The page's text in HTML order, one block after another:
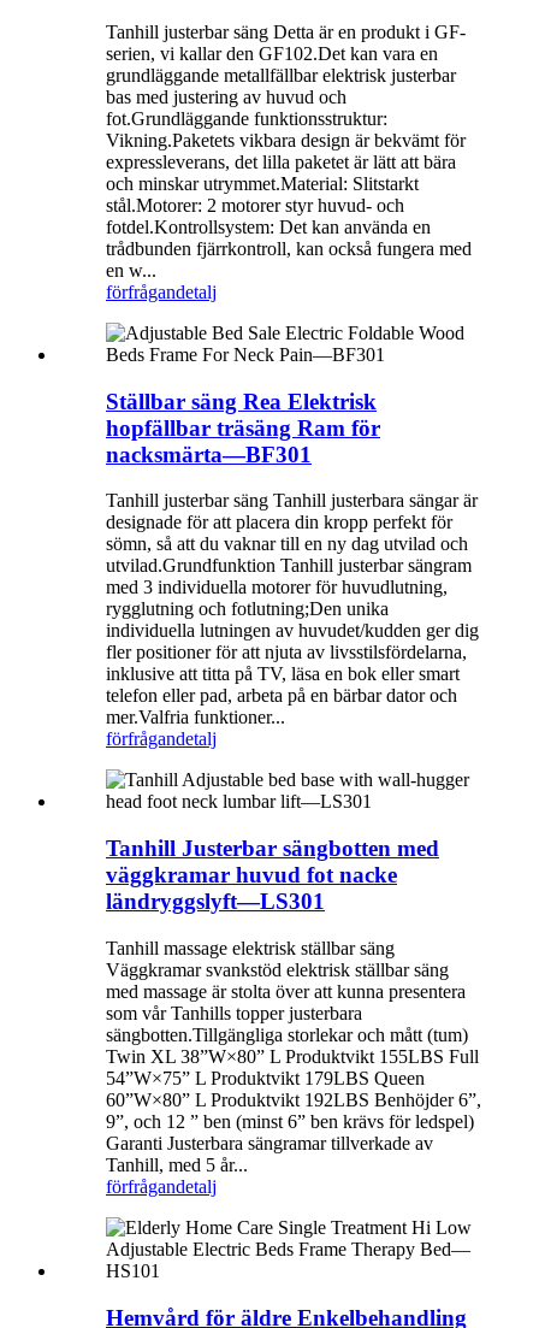
Tanhill justerbar säng Detta är en produkt i GF-
serien, vi kallar den GF102.Det kan vara en
grundläggande metallfällbar elektrisk justerbar
bas med justering av huvud och
fot.Grundläggande funktionsstruktur:
Vikning.Paketets vikbara design är bekvämt för
expressleverans, det lilla paketet är lätt att bära
och minskar utrymmet.Material: Slitstarkt
stål.Motorer: 2 motorer styr huvud- och
fotdel.Kontrollsystem: Det kan använda en
trådbunden fjärrkontroll, kan också fungera med
en w...
förfrågandetalj
Ställbar säng Rea Elektrisk
hopfällbar träsäng Ram för
nacksmärta—BF301
Tanhill justerbar säng Tanhill justerbara sängar är
designade för att placera din kropp perfekt för
sömn, så att du vaknar till en ny dag utvilad och
utvilad.Grundfunktion Tanhill justerbar sängram
med 3 individuella motorer för huvudlutning,
rygglutning och fotlutning;Den unika
individuella lutningen av huvudet/kudden ger dig
fler positioner för att njuta av livsstilsfördelarna,
inklusive att titta på TV, läsa en bok eller smart
telefon eller pad, arbeta på en bärbar dator och
mer.Valfria funktioner...
förfrågandetalj
Tanhill Justerbar sängbotten med
väggkramar huvud fot nacke
ländryggslyft—LS301
Tanhill massage elektrisk ställbar säng
Väggkramar svankstöd elektrisk ställbar säng
med massage är stolta över att kunna presentera
som vår Tanhills topper justerbara
sängbotten.Tillgängliga storlekar och mått (tum)
Twin XL 38”W×80” L Produktvikt 155LBS Full
54”W×75” L Produktvikt 179LBS Queen
60”W×80” L Produktvikt 192LBS Benhöjder 6”,
9”, och 12 ” ben (minst 6” ben krävs för ledspel)
Garanti Justerbara sängramar tillverkade av
Tanhill, med 5 år...
förfrågandetalj
Hemvård för äldre Enkelbehandling